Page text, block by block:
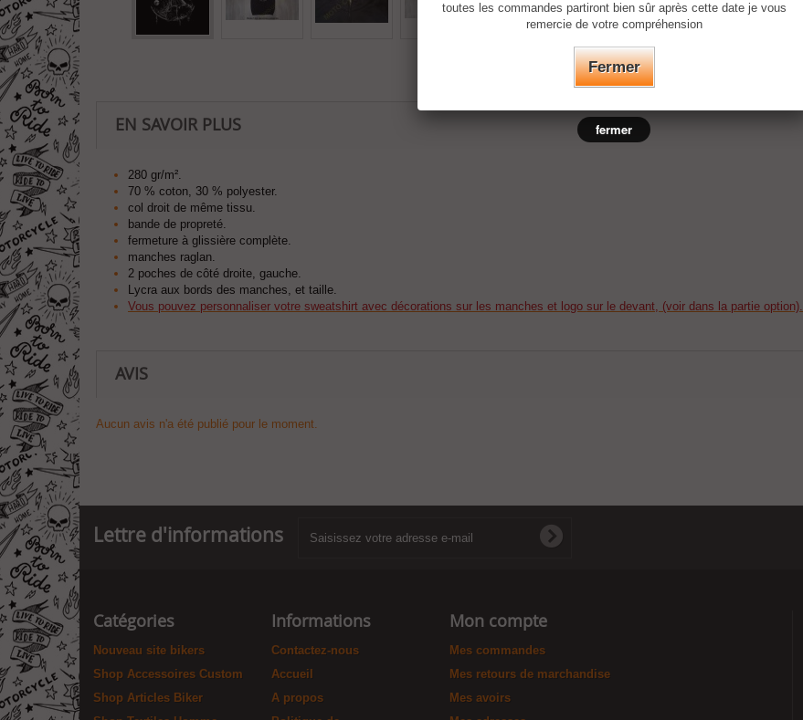
EN SAVOIR PLUS
280 gr/m².
70 % coton, 30 % polyester.
col droit de même tissu.
bande de propreté.
fermeture à glissière complète.
manches raglan.
2 poches de côté droite, gauche.
Lycra aux bords des manches, et taille.
Vous pouvez personnaliser votre sweatshirt avec décorations sur les manches et logo sur le devant, (voir dans la partie option).
AVIS
Aucun avis n'a été publié pour le moment.
Lettre d'informations
Catégories
Nouveau site bikers
Shop Accessoires Custom
Shop Articles Biker
Informations
Contactez-nous
Accueil
A propos
Mon compte
Mes commandes
Mes retours de marchandise
Mes avoirs
toutes les commandes partiront bien sûr après cette date je vous
remercie de votre compréhension
Fermer
fermer